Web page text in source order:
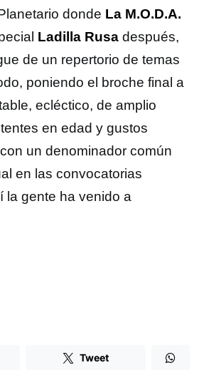
donde La M.O.D.A.
Ladilla Rusa después,
de un repertorio de temas
poniendo el broche final a
ecléctico, de amplio
en edad y gustos
un denominador común
en las convocatorias
la gente ha venido a
Tweet